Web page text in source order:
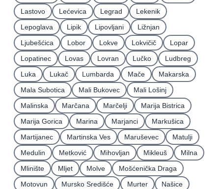
Lastovo
Lećevica Legrad
Lekenik
Lepoglava
Lipik Lipovljani
Ližnjan
Ljubešćica
Lobor Lokve Lokvičič
Lopar
Lopatinec
Lovas Lovran Lučko
Ludbreg
Luka
Lukač Lumbarda Mače
Makarska
Mala Subotica
Mali Bukovec
Mali Lošinj
Malinska
Marčana Marčelji
Marija Bistrica
Marija Gorica
Marina Marjanci
Markušica
Martijanec
Martinska Ves Maruševec
Matulji
Medulin
Metković Mihovljan Mikleuš
Milna
Mlinište
Mljet Molve
Mošćenička Draga
Motovun
Mursko Središće Murter
Našice